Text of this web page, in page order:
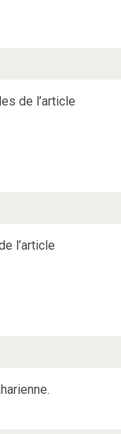
de l’article
l’article